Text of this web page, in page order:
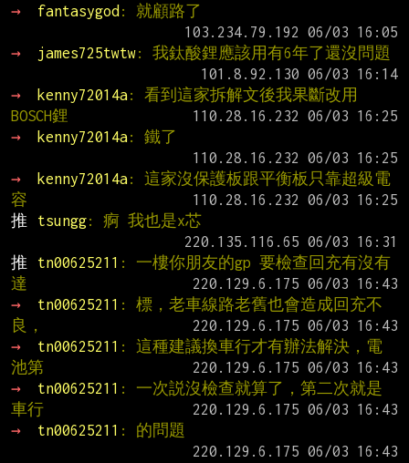
→
fantasygod : 就顧路了
→
james725twtw: 我鈦酸鋰應該用有6年了還沒問題
→
kenny72014a: 看到這家拆解文後我果斷改用
BOSCH鋰
→
kenny72014a: 鐵了
→
kenny72014a: 這家沒保護板跟平衡板只靠超級電
容
推
tsungg: 痾 我也是x芯
推
tn00625211 : 一樓你朋友的gp 要檢查回充有沒有
達
→
tn00625211 : 標，老車線路老舊也會造成回充不
良，
→
tn00625211 : 這種建議換車行才有辦法解決，電
池第
→
tn00625211 : 一次説沒檢查就算了，第二次就是
車行
→
tn00625211 : 的問題